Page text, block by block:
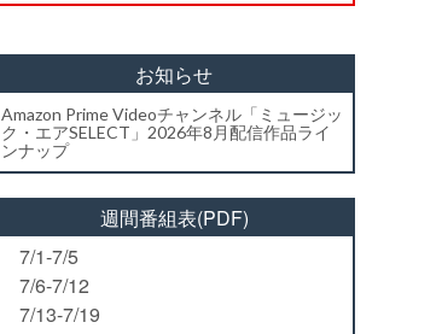
お知らせ
Amazon Prime Videoチャンネル「ミュージッ
ク・エアSELECT」2026年8月配信作品ライ
ンナップ
週間番組表(PDF)
7/1-7/5
7/6-7/12
7/13-7/19